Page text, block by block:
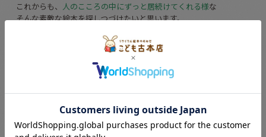
これからも、 人のこころの中にずっと居続けてくれる様な
そんな素敵な絵本を探しつづけたいと思います。
今後ともよろしくおねがいします^^
なっちゃんでした！
«前 次»